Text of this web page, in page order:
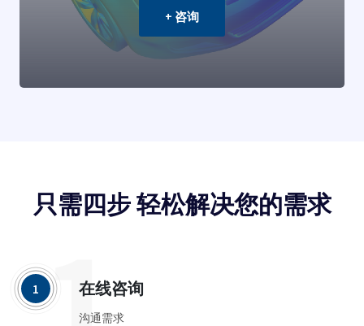
+ 咨询
只需四步 轻松解决您的需求
1 在线咨询
沟通需求